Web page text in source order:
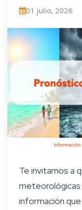
01 julio, 2026
Te invitamos a
meteorológicas
información